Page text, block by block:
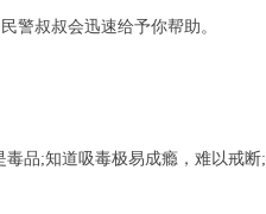
叔叔会迅速给予你帮助。
品;知道吸毒极易成瘾，难以戒断